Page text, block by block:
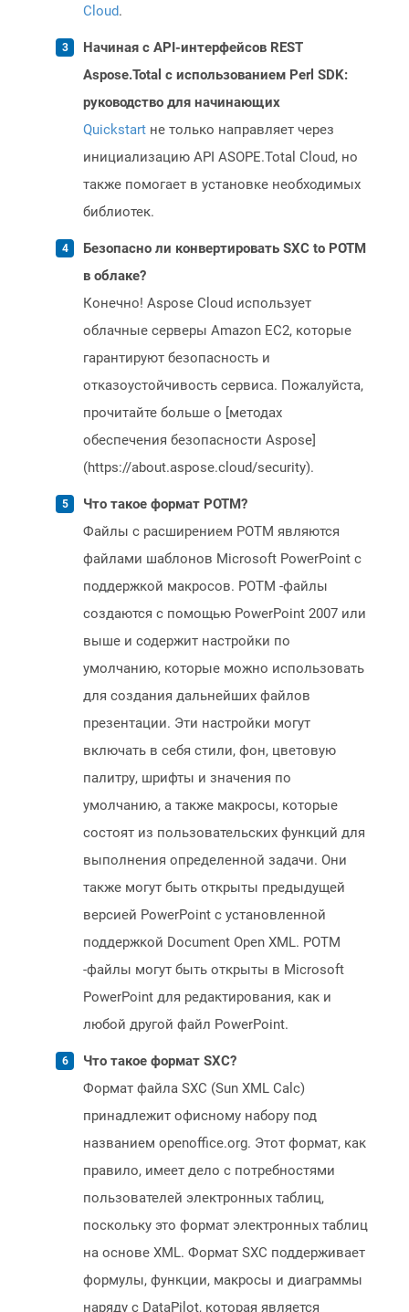
Cloud.
Начиная с API-интерфейсов REST
Aspose.Total с использованием Perl SDK:
руководство для начинающих
Quickstart не только направляет через
инициализацию API ASOPE.Total Cloud, но
также помогает в установке необходимых
библиотек.
Безопасно ли конвертировать SXC to POTM
в облаке?
Конечно! Aspose Cloud использует
облачные серверы Amazon EC2, которые
гарантируют безопасность и
отказоустойчивость сервиса. Пожалуйста,
прочитайте больше о [методах
обеспечения безопасности Aspose]
(https://about.aspose.cloud/security).
Что такое формат POTM?
Файлы с расширением POTM являются
файлами шаблонов Microsoft PowerPoint с
поддержкой макросов. POTM -файлы
создаются с помощью PowerPoint 2007 или
выше и содержит настройки по
умолчанию, которые можно использовать
для создания дальнейших файлов
презентации. Эти настройки могут
включать в себя стили, фон, цветовую
палитру, шрифты и значения по
умолчанию, а также макросы, которые
состоят из пользовательских функций для
выполнения определенной задачи. Они
также могут быть открыты предыдущей
версией PowerPoint с установленной
поддержкой Document Open XML. POTM
-файлы могут быть открыты в Microsoft
PowerPoint для редактирования, как и
любой другой файл PowerPoint.
Что такое формат SXC?
Формат файла SXC (Sun XML Calc)
принадлежит офисному набору под
названием openoffice.org. Этот формат, как
правило, имеет дело с потребностями
пользователей электронных таблиц,
поскольку это формат электронных таблиц
на основе XML. Формат SXC поддерживает
формулы, функции, макросы и диаграммы
наряду с DataPilot, которая является